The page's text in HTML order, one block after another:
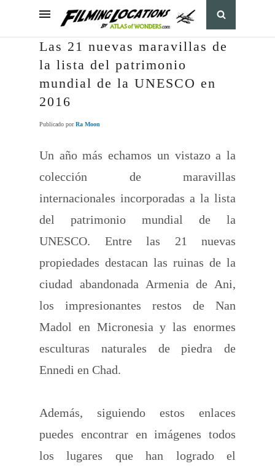
Las 21 nuevas maravillas de
la lista del patrimonio
mundial de la UNESCO en
2016
Publicado porRa Moon
Un año más echamos un vistazo a la
colección de maravillas
internacionales incorporadas a la lista
del patrimonio mundial de la
UNESCO. Entre las 21 nuevas
propiedades destacan las ruinas de la
ciudad abandonada Armenia de Ani,
los impresionantes restos de Nan
Madol en Micronesia y las enormes
esculturas naturales de piedra de
Ennedi en Chad.
Además, siguiendo estos enlaces
puedes encontrar en imágenes todos
los lugares que han logrado el